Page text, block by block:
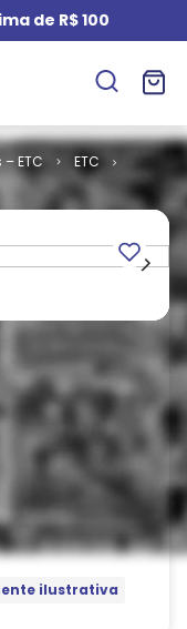
de R$ 100
ETC
ETC
ilustrativa